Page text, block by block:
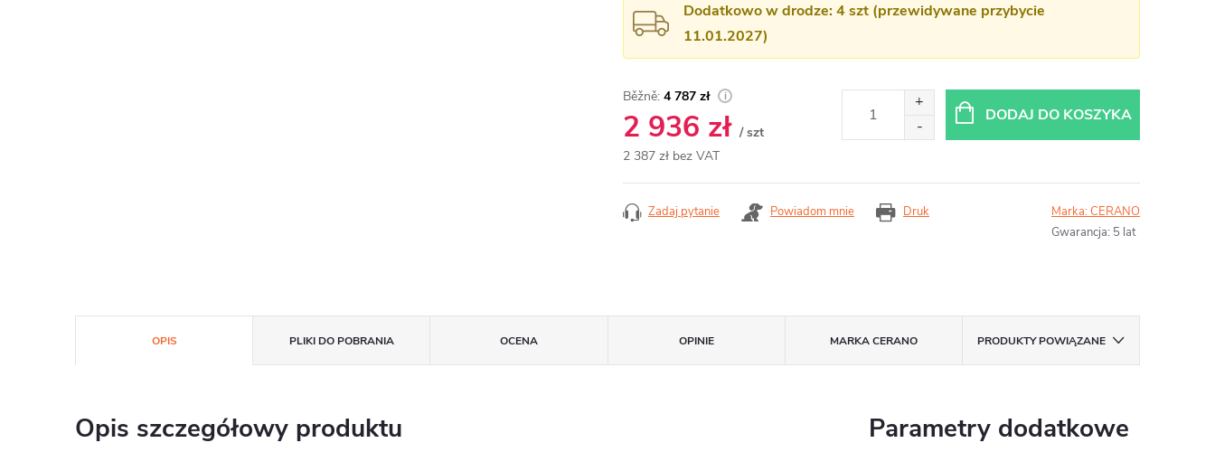
Dodatkowo w drodze: 4 szt (przewidywane przybycie
11.01.2027)
4 787 zł
2 936 zł / szt
2 387 zł bez VAT
DODAJ DO KOSZYKA
Druk
Zadaj pytanie Powiadom mnie Marka:CERANO
Gwarancja: 5 lat
OPIS PLIKI DO POBRANIA OCENA OPINIE MARKACERANO PRODUKTY POWIĄZANE
Opis szczegółowy produktu Parametry dodatkowe